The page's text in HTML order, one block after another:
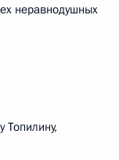
неравнодушных
Топилину,